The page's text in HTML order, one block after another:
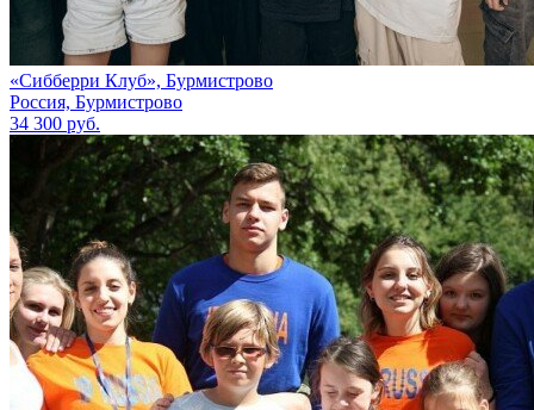
«Сибберри Клуб», Бурмистрово
Россия, Бурмистрово
34 300 руб.